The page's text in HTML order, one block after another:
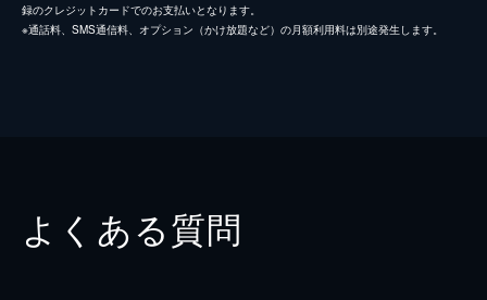
録のクレジットカードでのお支払いとなります。
※通話料、SMS通信料、オプション（かけ放題など）の月額利用料は別途発生します。
よくある質問